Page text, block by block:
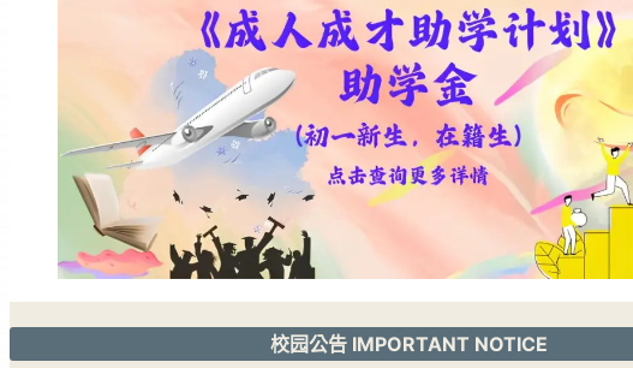
校园公告 IMPORTANT NOTICE